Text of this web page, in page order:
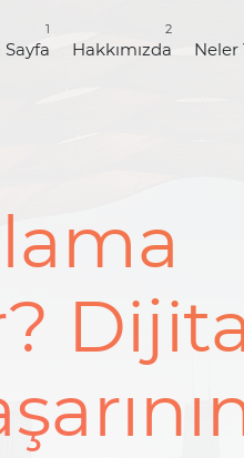
1 2
Hakkımızda Neler